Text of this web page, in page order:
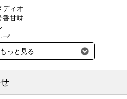
ディオ
香甘味
プ
もっと見る